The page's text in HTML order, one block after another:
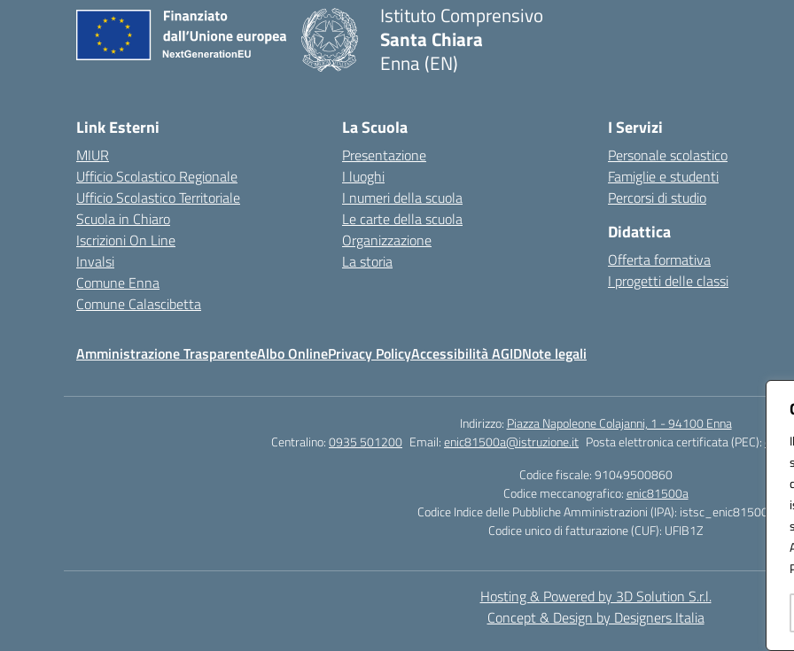
Istituto Comprensivo
Santa Chiara
Enna (EN)
Link Esterni
MIUR
Ufficio Scolastico Regionale
Ufficio Scolastico Territoriale
Scuola in Chiaro
Iscrizioni On Line
Invalsi
Comune Enna
Comune Calascibetta
La Scuola
Presentazione
I luoghi
I numeri della scuola
Le carte della scuola
Organizzazione
La storia
I Servizi
Personale scolastico
Famiglie e studenti
Percorsi di studio
Didattica
Offerta formativa
I progetti delle classi
Amministrazione TrasparenteAlbo OnlinePrivacy PolicyAccessibilità AGIDNote legali
Indirizzo: Piazza Napoleone Colajanni, 1 - 94100 Enna
Centralino:0935 501200 Email:enic81500a@istruzione.it Posta elettronica certificata (PEC):
Codice fiscale: 91049500860
Codice meccanografico:enic81500a
Codice Indice delle Pubbliche Amministrazioni (IPA): istsc_enic81500a
Codice unico di fatturazione (CUF): UFIB1Z
Hosting & Powered by 3D Solution S.r.l.
Concept & Design by Designers Italia